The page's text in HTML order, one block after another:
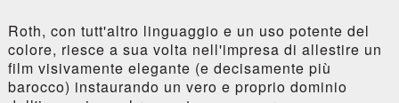
Roth, con tutt'altro linguaggio e un uso potente del
colore, riesce a sua volta nell'impresa di allestire un
film visivamente elegante (e decisamente più
barocco) instaurando un vero e proprio dominio